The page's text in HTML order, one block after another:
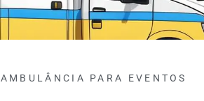
AMBULÂNCIA PARA EVENTOS